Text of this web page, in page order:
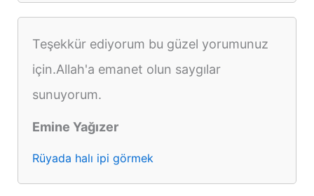
Teşekkür ediyorum bu güzel yorumunuz
için.Allah'a emanet olun saygılar
sunuyorum.
Emine Yağızer
Rüyada halı ipi görmek